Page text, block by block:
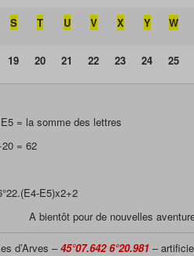
S T U V X Y W
19 20 21 22 23 24 25
= la somme des lettres
= 62
E5)x2+2
A bientôt pour de nouvelles
d’Arves –45°07.642 6°20.981 –